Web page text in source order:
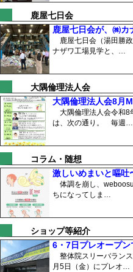
鹿屋七日会
鹿屋七日会が、㈱
鹿屋七日会（湯田勝
ナザワ工場見学と、…
大隅倫理法人会
大隅倫理法人会8月
大隅倫理法人会令和8
は、次の通り。 毎週…
コラム・随想
激しいめまいと嘔
体調を崩し、
ちになってしま…
ショップ等紹介
6・7日プレオープ
整体院スリーバラン
月5日（金）にプレオ…